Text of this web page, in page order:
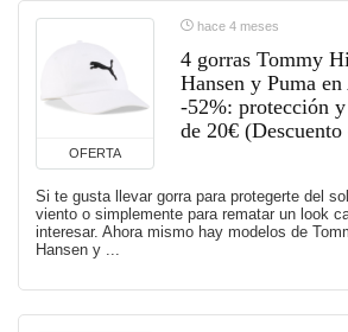
OFERTA
hace 4 meses
4 gorras Tommy
Hansen y Puma
-52%: protección
de 20€
Si te gusta llevar gorra para protegerte del
viento o simplemente para rematar un look
interesar. Ahora mismo hay modelos de
Hansen y ...